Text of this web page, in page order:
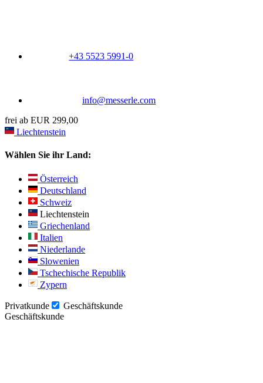
+43 5523 5991-0
info@messerle.com
frei ab EUR 299,00
Liechtenstein
Wählen Sie ihr Land:
Österreich
Deutschland
Schweiz
Liechtenstein
Griechenland
Italien
Niederlande
Slowenien
Tschechische Republik
Zypern
Privatkunde
Geschäftskunde
Geschäftskunde